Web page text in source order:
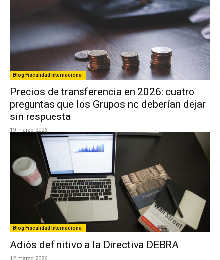
Blog Fiscalidad Internacional
Precios de transferencia en 2026: cuatro
preguntas que los Grupos no deberían dejar
sin respuesta
19 marzo 2026
Blog Fiscalidad Internacional
Adiós definitivo a la Directiva DEBRA
12 marzo 2026